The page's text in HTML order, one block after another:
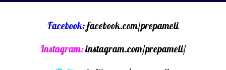
Facebook:facebook.com/prepameli
Instagram:instagram.com/prepameli/